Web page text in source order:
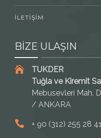
İLETİŞİM
BİZE ULAŞIN
TUKDER
Tuğla ve Kiremit
Mebusevleri Mah.
/ ANKARA
+ 90 (312) 255 28 41